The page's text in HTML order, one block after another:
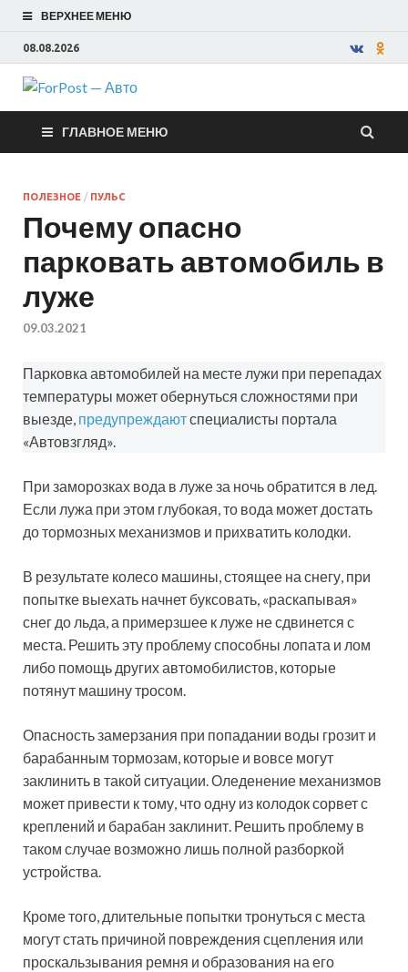
ВЕРХНЕЕ МЕНЮ
08.08.2026
ForPost —
Авто
ГЛАВНОЕ МЕНЮ
ПОЛЕЗНОЕ / ПУЛЬС
Почему опасно
парковать автомобиль в
луже
09.03.2021
Парковка автомобилей на месте лужи при перепадах
температуры может обернуться сложностями при
выезде, предупреждаютспециалисты портала
«Автовзгляд».
При заморозках вода в луже за ночь обратится в лед.
Если лужа при этом глубокая, то вода может достать
до тормозных механизмов и прихватить колодки.
В результате колесо машины, стоящее на снегу, при
попытке выехать начнет буксовать, «раскапывая»
снег до льда, а примерзшее к луже не сдвинется с
места. Решить эту проблему способны лопата и лом
либо помощь других автомобилистов, которые
потянут машину тросом.
Опасность замерзания при попадании воды грозит и
барабанным тормозам, которые и вовсе могут
заклинить в такой ситуации. Оледенение механизмов
может привести к тому, что одну из колодок сорвет с
креплений и барабан заклинит. Решить проблему в
таком случае возможно лишь полной разборкой
устройства.
Кроме того, длительные попытки тронуться с места
могут стать причиной повреждения сцепления или
проскальзывания ремня и образования на его